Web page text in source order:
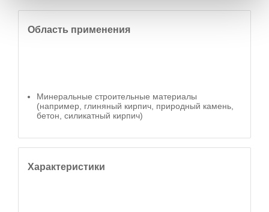
Область применения
Минеральные строительные материалы
(например, глиняный кирпич, природный камень,
бетон, силикатный кирпич)
Характеристики